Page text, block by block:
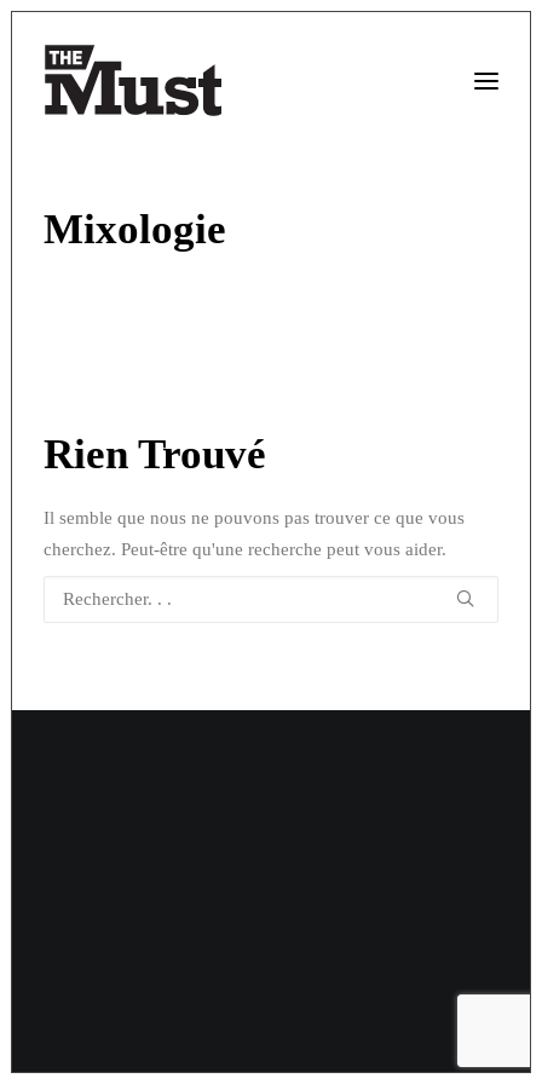
Mixologie
Rien Trouvé
Il semble que nous ne pouvons pas trouver ce que vous
cherchez. Peut-être qu'une recherche peut vous aider.